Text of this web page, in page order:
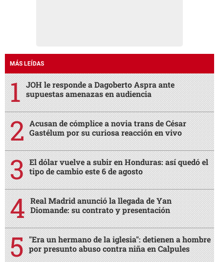
MÁS LEÍDAS
JOH le responde a Dagoberto Aspra ante
supuestas amenazas en audiencia
Acusan de cómplice a novia trans de César
Gastélum por su curiosa reacción en vivo
El dólar vuelve a subir en Honduras: así quedó el
tipo de cambio este 6 de agosto
Real Madrid anunció la llegada de Yan
Diomande: su contrato y presentación
"Era un hermano de la iglesia": detienen a hombre
por presunto abuso contra niña en Calpules